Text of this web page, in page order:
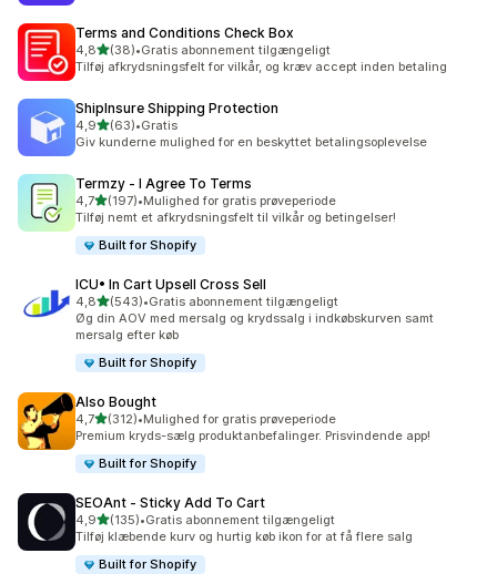
Terms and Conditions Check Box
4,8ud af 5 stjerner
(38)
38 anmeldelser i alt
•Gratis abonnement tilgængeligt
Tilføj afkrydsningsfelt for vilkår, og kræv accept inden betaling
ShipInsure Shipping Protection
4,9ud af 5 stjerner
(63)
63 anmeldelser i alt
•Gratis
Giv kunderne mulighed for en beskyttet betalingsoplevelse
Termzy ‑ I Agree To Terms
4,7ud af 5 stjerner
(197)
197 anmeldelser i alt
•Mulighed for gratis prøveperiode
Tilføj nemt et afkrydsningsfelt til vilkår og betingelser!
Built for Shopify
ICU• In Cart Upsell Cross Sell
4,8ud af 5 stjerner
(543)
543 anmeldelser i alt
•Gratis abonnement tilgængeligt
Øg din AOV med mersalg og krydssalg i indkøbskurven samt
mersalg efter køb
Built for Shopify
Also Bought
4,7ud af 5 stjerner
(312)
312 anmeldelser i alt
•Mulighed for gratis prøveperiode
Premium kryds-sælg produktanbefalinger. Prisvindende app!
Built for Shopify
SEOAnt ‑ Sticky Add To Cart
4,9ud af 5 stjerner
(135)
135 anmeldelser i alt
•Gratis abonnement tilgængeligt
Tilføj klæbende kurv og hurtig køb ikon for at få flere salg
Built for Shopify